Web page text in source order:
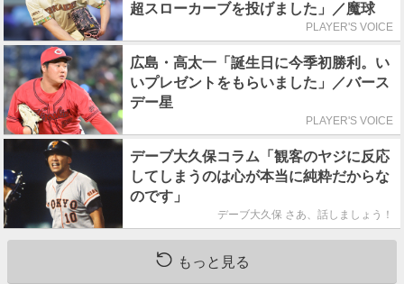
超スローカーブを投げました」／魔球
PLAYER'S VOICE
広島・高太一「誕生日に今季初勝利。い
いプレゼントをもらいました」／バース
デー星
PLAYER'S VOICE
デーブ大久保コラム「観客のヤジに反応
してしまうのは心が本当に純粋だからな
のです」
デーブ大久保 さあ、話しましょう！
もっと見る